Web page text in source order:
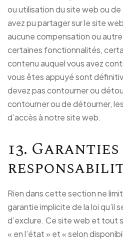
ou utilisation du site web ou
avez pu partager sur le site
aucune compensation ou
certaines fonctionnalités,
contenu auquel vous avez
vous êtes appuyé sont
devez pas contourner ou
contourner ou de détourner,
d’accès à notre site web.
13.
Rien dans cette section ne
garantie implicite de la loi qu’il
d’exclure. Ce site web et tout
« en l’état » et « selon